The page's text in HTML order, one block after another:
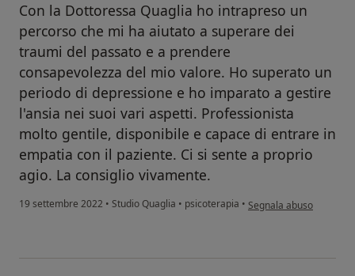
Con la Dottoressa Quaglia ho intrapreso un
percorso che mi ha aiutato a superare dei
traumi del passato e a prendere
consapevolezza del mio valore. Ho superato un
periodo di depressione e ho imparato a gestire
l'ansia nei suoi vari aspetti. Professionista
molto gentile, disponibile e capace di entrare in
empatia con il paziente. Ci si sente a proprio
agio. La consiglio vivamente.
19 settembre 2022 • Studio Quaglia • psicoterapia • secondo l'opinione
Segnala abuso